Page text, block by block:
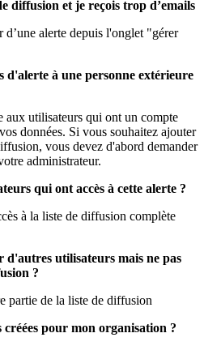
diffusion et je reçois trop d’emails
d’une alerte depuis l'onglet "gérer
d'alerte à une personne extérieure
utilisateurs qui ont un compte
données. Si vous souhaitez ajouter
vous devez d'abord demander
administrateur.
qui ont accès à cette alerte ?
à la liste de diffusion complète
d'autres utilisateurs mais ne pas
?
partie de la liste de diffusion
pour mon organisation ?